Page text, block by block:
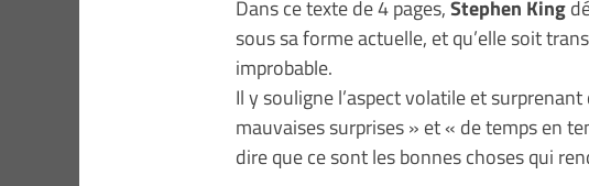
Dans ce texte de 4 pages,Stephen King
sous sa forme actuelle, et qu’elle soit
improbable.
Il y souligne l’aspect volatile et
mauvaises surprises » et « de temps en
dire que ce sont les bonnes choses qui